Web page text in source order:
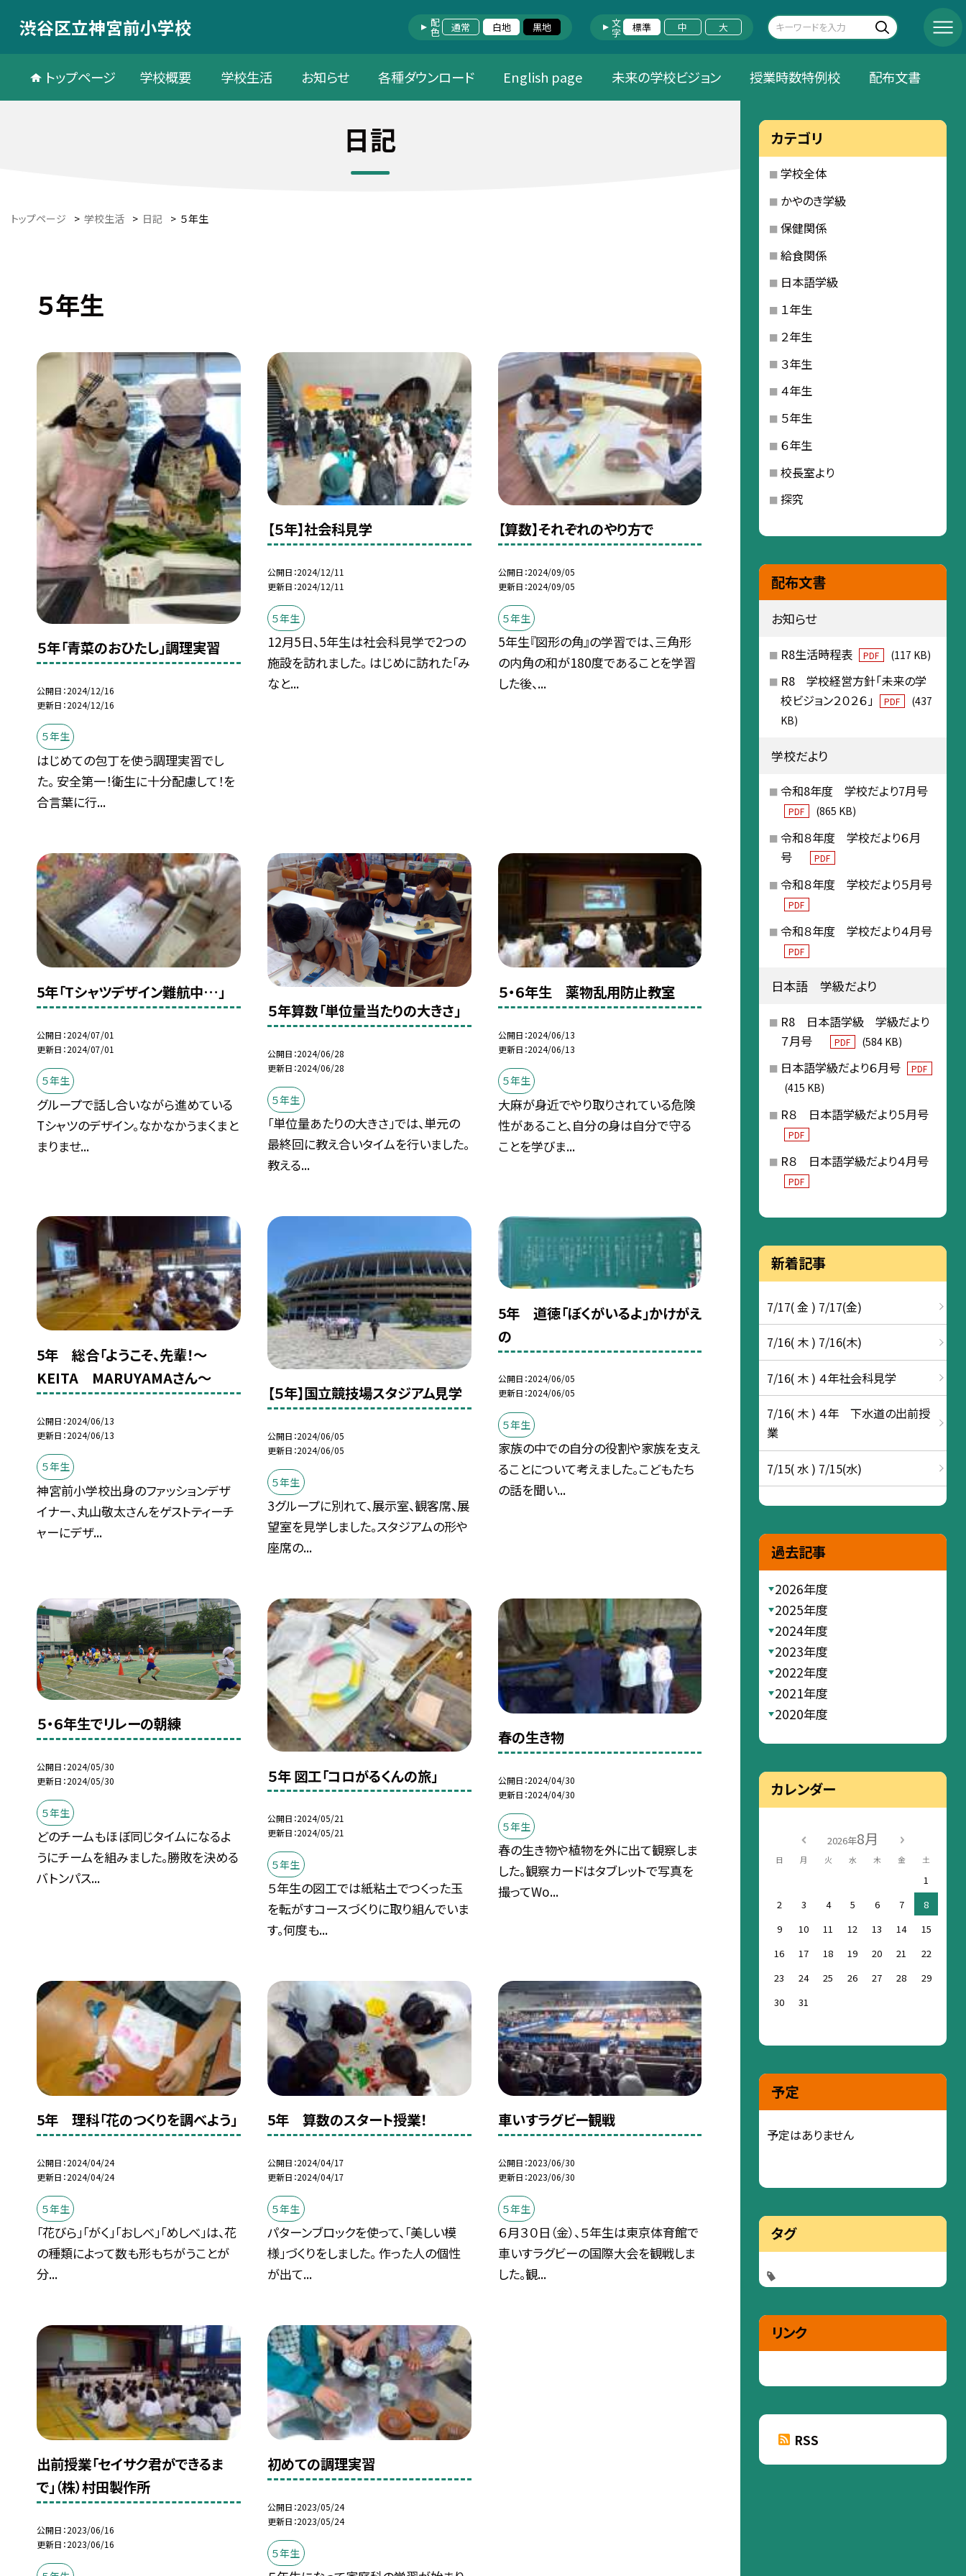
渋谷区立神宮前小学校 配色 通常 白地 黒地 文字 標準 中 大
トップページ 学校概要 学校生活 お知らせ 各種ダウンロード English page 未来の学校ビジョン 授業時数特例校 配布文書
日記
トップページ > 学校生活 > 日記 > ５年生
５年生
５年「青菜のおひたし」調理実習
公開日 2024/12/16
更新日 2024/12/16
５年生
はじめての包丁を使う調理実習でし
た。 安全第一！衛生に十分配慮して！を
合言葉に行...
【５年】社会科見学
公開日 2024/12/11
更新日 2024/12/11
５年生
12月5日、5年生は社会科見学で2つの
施設を訪れました。 はじめに訪れた「み
なと...
【算数】それぞれのやり方で
公開日 2024/09/05
更新日 2024/09/05
５年生
5年生『図形の角』の学習では、三角形
の内角の和が180度であることを学習
した後、...
5年「Tシャツデザイン難航中…」
公開日 2024/07/01
更新日 2024/07/01
５年生
グループで話し合いながら進めている
Tシャツのデザイン。なかなかうまくまと
まりませ...
５年算数「単位量当たりの大きさ」
公開日 2024/06/28
更新日 2024/06/28
５年生
「単位量あたりの大きさ」では、単元の
最終回に教え合いタイムを行いました。
教える...
５・６年生 薬物乱用防止教室
公開日 2024/06/13
更新日 2024/06/13
５年生
大麻が身近でやり取りされている危険
性があること、自分の身は自分で守る
ことを学びま...
5年 総合「ようこそ、先輩！〜
KEITA MARUYAMAさん〜
公開日 2024/06/13
更新日 2024/06/13
５年生
神宮前小学校出身のファッションデザ
イナー、丸山敬太さんをゲストティーチ
ャーにデザ...
【５年】国立競技場スタジアム見学
公開日 2024/06/05
更新日 2024/06/05
５年生
3グループに別れて、展示室、観客席、展
望室を見学しました。スタジアムの形や
座席の...
5年 道徳「ぼくがいるよ」かけがえ
の
公開日 2024/06/05
更新日 2024/06/05
５年生
家族の中での自分の役割や家族を支え
ることについて考えました。こどもたち
の話を聞い...
５・６年生でリレーの朝練
公開日 2024/05/30
更新日 2024/05/30
５年生
どのチームもほぼ同じタイムになるよ
うにチームを組みました。勝敗を決める
バトンパス...
５年 図工「コロがるくんの旅」
公開日 2024/05/21
更新日 2024/05/21
５年生
５年生の図工では紙粘土でつくった玉
を転がすコースづくりに取り組んでいま
す。何度も...
春の生き物
公開日 2024/04/30
更新日 2024/04/30
５年生
春の生き物や植物を外に出て観察しま
した。観察カードはタブレットで写真を
撮ってWo...
5年 理科「花のつくりを調べよう」
公開日 2024/04/24
更新日 2024/04/24
５年生
「花びら」「がく」「おしべ」「めしべ」は、花
の種類によって数も形もちがうことが
分...
5年 算数のスタート授業！
公開日 2024/04/17
更新日 2024/04/17
５年生
パターンブロックを使って、「美しい模
様」づくりをしました。 作った人の個性
が出て...
車いすラグビー観戦
公開日 2023/06/30
更新日 2023/06/30
５年生
６月３０日（金）、５年生は東京体育館で
車いすラグビーの国際大会を観戦しま
した。観...
出前授業「セイサク君ができるま
で」（株）村田製作所
公開日 2023/06/16
更新日 2023/06/16
初めての調理実習
公開日 2023/05/24
更新日 2023/05/24
５年生
カテゴリ
学校全体
かやのき学級
保健関係
給食関係
日本語学級
１年生
２年生
３年生
４年生
５年生
６年生
校長室より
探究
配布文書
お知らせ
R8生活時程表 PDF (117 KB)
R8 学校経営方針「未来の学
校ビジョン２０２６」
PDF
(437
KB)
学校だより
令和8年度 学校だより7月号
PDF (865 KB)
令和８年度 学校だより６月
号
PDF
令和８年度 学校だより５月号
PDF
令和８年度 学校だより４月号
PDF
日本語 学級だより
R8 日本語学級 学級だより
７月号
PDF (584 KB)
日本語学級だより６月号 PDF
(415 KB)
R８ 日本語学級だより５月号
PDF
R８ 日本語学級だより４月号
PDF
新着記事
7/17( 金 ) 7/17(金)
7/16( 木 ) 7/16(木)
7/16( 木 ) ４年社会科見学
7/16( 木 ) ４年 下水道の出前授
業
7/15( 水 ) 7/15(水)
過去記事
2026年度
2025年度
2024年度
2023年度
2022年度
2021年度
2020年度
カレンダー
2026年8月
日 月 火 水 木 金 土
1
2
3 4 5 6 7
8
9
10 11 12 13 14
15
16
17 18 19 20 21
22
23
24 25 26 27 28
29
30
31
予定
予定はありません
タグ
リンク
RSS